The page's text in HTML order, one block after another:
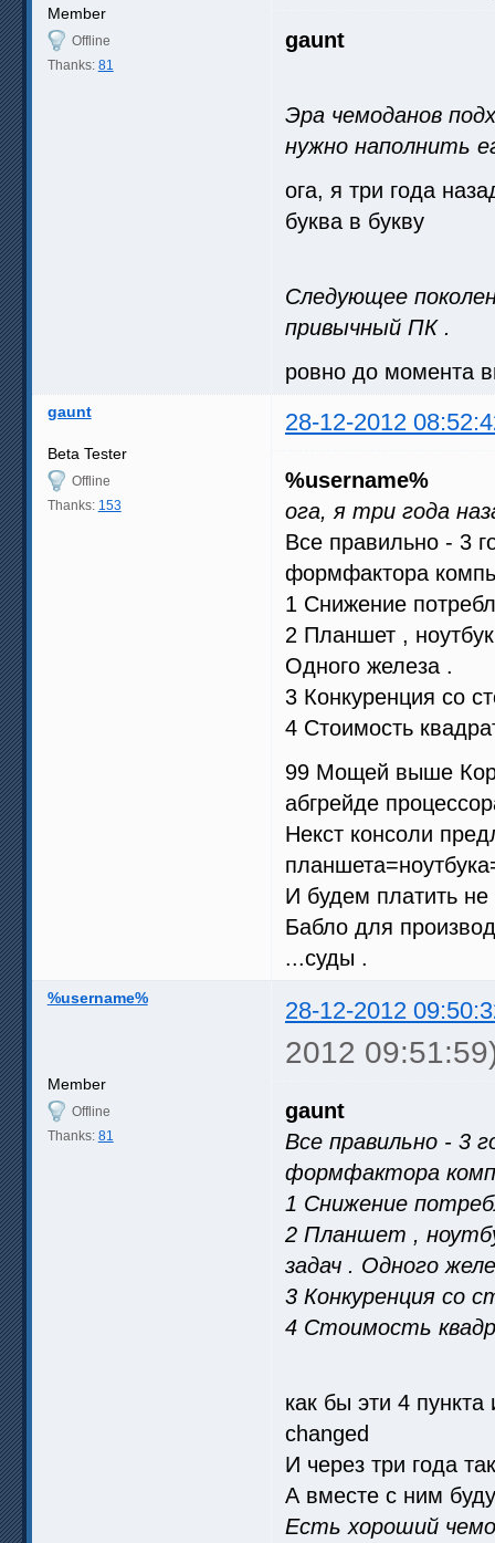
Member
Offline
Thanks: 81
gaunt
Эра чемоданов
нужно наполнить
ога, я три года
буква в букву
Следующее
привычный ПК .
ровно до момента
gaunt 28-12-2012
Beta Tester
Offline
Thanks: 153
%username%
ога, я три года
Все правильно - 3
формфактора
1 Снижение
2 Планшет ,
Одного железа .
3 Конкуренция со
4 Стоимость
99 Мощей выше
абгрейде
Некст консоли
И будем платить не
Бабло для
...суды .
%username% 28-12-2012
2012
Member
Offline
Thanks: 81
gaunt
Все правильно - 3
формфактора
1 Снижение
2 Планшет ,
задач . Одного
3 Конкуренция со
4 Стоимость
как бы эти 4
changed
И через три года
А вместе с ним
Есть хороший